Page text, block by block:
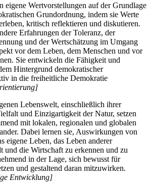
eigene Wertvorstellungen auf der Grundlage
Grundordnung, indem sie Werte
kritisch reflektieren und diskutieren.
Erfahrungen der Toleranz, der
und der Wertschätzung im Umgang
vor dem Leben, dem Menschen und vor
Sie entwickeln die Fähigkeit und
Hintergrund demokratischer
in die freiheitliche Demokratie
Lebenswelt, einschließlich ihrer
und Einzigartigkeit der Natur, setzen
mit lokalen, regionalen und globalen
Dabei lernen sie, Auswirkungen von
eigene Leben, das Leben anderer
und die Wirtschaft zu erkennen und zu
in der Lage, sich bewusst für
und gestaltend daran mitzuwirken.
Entwicklung]